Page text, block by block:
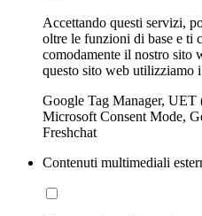
Accettando questi servizi,
oltre le funzioni di base e ti
comodamente il nostro sito
questo sito web utilizziamo
Google Tag Manager,
Microsoft Consent Mode,
Freshchat
Contenuti multimediali